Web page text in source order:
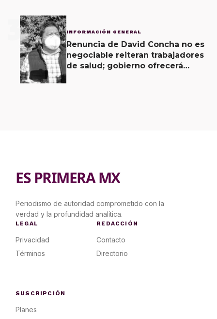
3 INFORMACIÓN GENERAL
Renuncia de David Concha no es
negociable reiteran trabajadores
de salud; gobierno ofrecerá
ES PRIMERA MX
Periodismo de autoridad comprometido con la
verdad y la profundidad analítica.
LEGAL
Privacidad
Términos
REDACCIÓN
Contacto
Directorio
SUSCRIPCIÓN
Planes